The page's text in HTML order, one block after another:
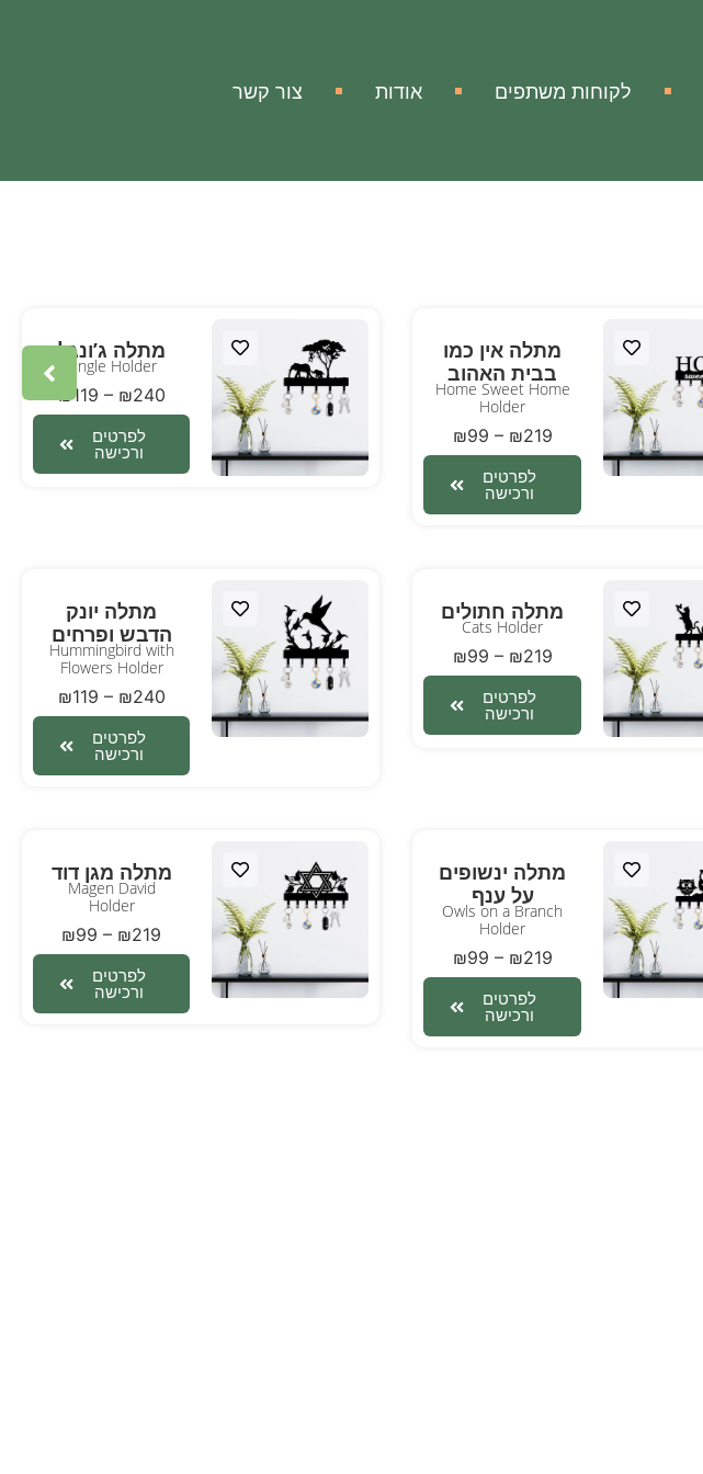
לקוחות משתפים אודות צור קשר
מתלה אין כמו
בבית האהוב
Home Sweet Home
Holder
₪99 – ₪219
לפרטים
ורכישה
מתלה ג’ונגל
Jungle Holder
₪119 – ₪240
לפרטים
ורכישה
מתלה חתולים
Cats Holder
₪99 – ₪219
לפרטים
ורכישה
מתלה יונק
הדבש ופרחים
Hummingbird with
Flowers Holder
₪119 – ₪240
לפרטים
ורכישה
מתלה ינשופים
על ענף
Owls on a Branch
Holder
₪99 – ₪219
לפרטים
ורכישה
מתלה מגן דוד
Magen David
Holder
₪99 – ₪219
לפרטים
ורכישה